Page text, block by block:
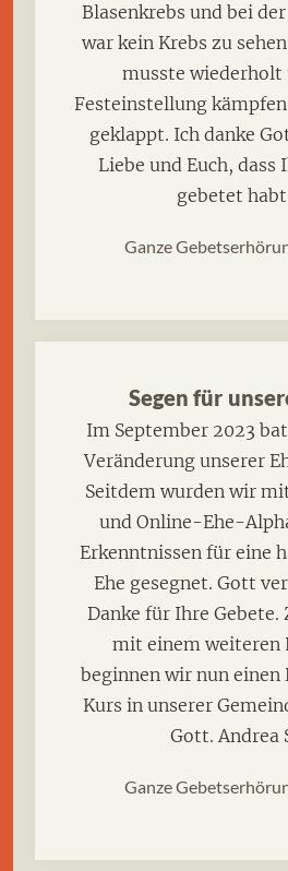
Blasenkrebs und bei
war kein Krebs zu
musste wiederholt
Festeinstellung
geklappt. Ich danke
Liebe und Euch, dass
gebetet
Ganze
Segen für
Im September 2023
Veränderung unserer
Seitdem wurden wir
und Online-Ehe-
Erkenntnissen für eine
Ehe gesegnet. Gott
Danke für Ihre Gebete.
mit einem weiteren
beginnen wir nun
Kurs in unserer
Gott. Andrea
Ganze